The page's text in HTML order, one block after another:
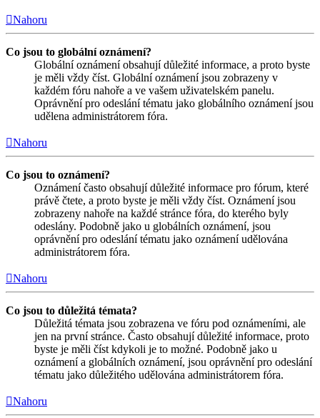
Nahoru
Co jsou to globální oznámení?
Globální oznámení obsahují důležité informace, a proto byste
je měli vždy číst. Globální oznámení jsou zobrazeny v
každém fóru nahoře a ve vašem uživatelském panelu.
Oprávnění pro odeslání tématu jako globálního oznámení jsou
udělena administrátorem fóra.
Nahoru
Co jsou to oznámení?
Oznámení často obsahují důležité informace pro fórum, které
právě čtete, a proto byste je měli vždy číst. Oznámení jsou
zobrazeny nahoře na každé stránce fóra, do kterého byly
odeslány. Podobně jako u globálních oznámení, jsou
oprávnění pro odeslání tématu jako oznámení udělována
administrátorem fóra.
Nahoru
Co jsou to důležitá témata?
Důležitá témata jsou zobrazena ve fóru pod oznámeními, ale
jen na první stránce. Často obsahují důležité informace, proto
byste je měli číst kdykoli je to možné. Podobně jako u
oznámení a globálních oznámení, jsou oprávnění pro odeslání
tématu jako důležitého udělována administrátorem fóra.
Nahoru